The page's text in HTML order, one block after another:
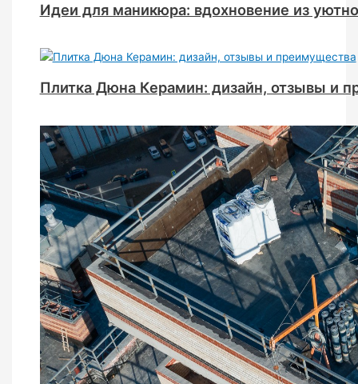
Идеи для маникюра: вдохновение из
Плитка Дюна Керамин: дизайн, отзывы и